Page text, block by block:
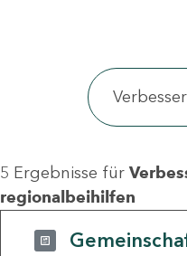
5 Ergebnisse für
regionalbeihilfen